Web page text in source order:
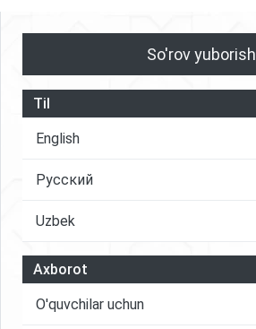
таклифлар келтирилган.
So'rov yuborish
Til
English
Русский
Uzbek
Axborot
O'quvchilar uchun